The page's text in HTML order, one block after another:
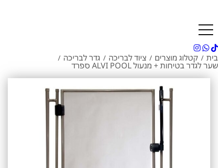
בית / קטלוג מוצרים / ציוד לבריכה / גדר לבריכה /
שער לגדר בטיחות + מנעול ALVI POOL ספרד